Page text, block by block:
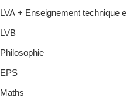
LVA + Enseignement technique
LVB
Philosophie
EPS
Maths